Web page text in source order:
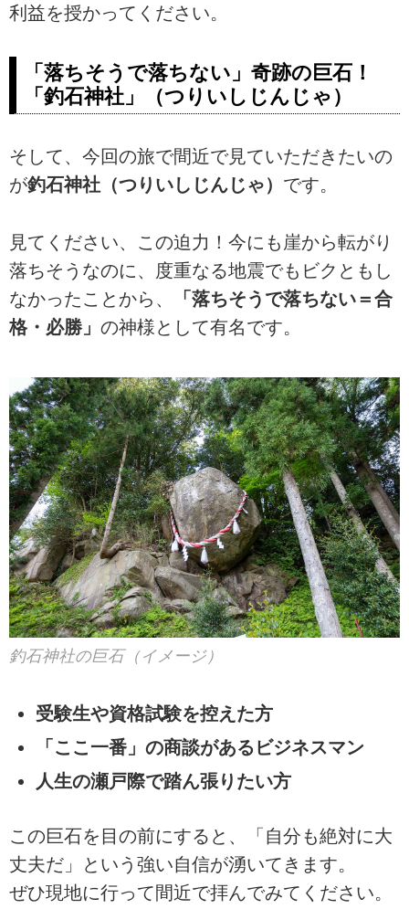
利益を授かってください。
「落ちそうで落ちない」奇跡の巨石！
「釣石神社」（つりいしじんじゃ）
そして、今回の旅で間近で見ていただきたいの
が釣石神社（つりいしじんじゃ） です。
見てください、この迫力！今にも崖から転がり
落ちそうなのに、度重なる地震でもビクともし
なかったことから、
「落ちそうで落ちない＝合
格・必勝」 の神様として有名です。
釣石神社の巨石（イメージ）
受験生や資格試験を控えた方
「ここ一番」の商談があるビジネスマン
人生の瀬戸際で踏ん張りたい方
この巨石を目の前にすると、「自分も絶対に大
丈夫だ」という強い自信が湧いてきます。
ぜひ現地に行って間近で拝んでみてください。